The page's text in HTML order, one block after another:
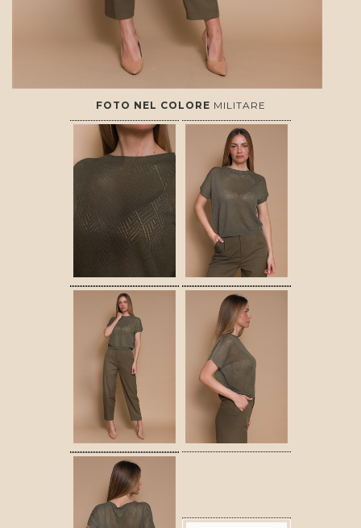
FOTO NEL COLORE MILITARE